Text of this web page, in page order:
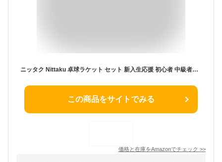
ニッタク Nittaku 卓球ラケット セット 新入生応援 初心者 中級者向け ラティカNK 卓球ラバー/ラバー貼り/サイドテープ/ラケットケース/ボール1個/メンテナンス(サックス)
この商品をサイトでみる
価格と在庫をAmazonでチェック >>